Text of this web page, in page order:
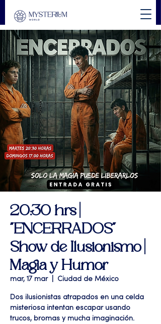
20:30 hrs |
"ENCERRADOS"
Show de Ilusionismo |
Magia y Humor
mar, 17 mar
  |
Ciudad de México
Dos ilusionistas atrapados en una celda
misteriosa intentan escapar usando
trucos, bromas y mucha imaginación.